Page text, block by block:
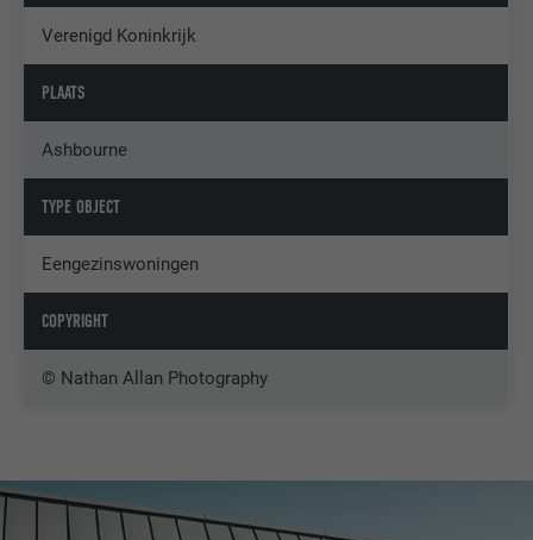
Verenigd Koninkrijk
PLAATS
Ashbourne
TYPE OBJECT
Eengezinswoningen
COPYRIGHT
© Nathan Allan Photography